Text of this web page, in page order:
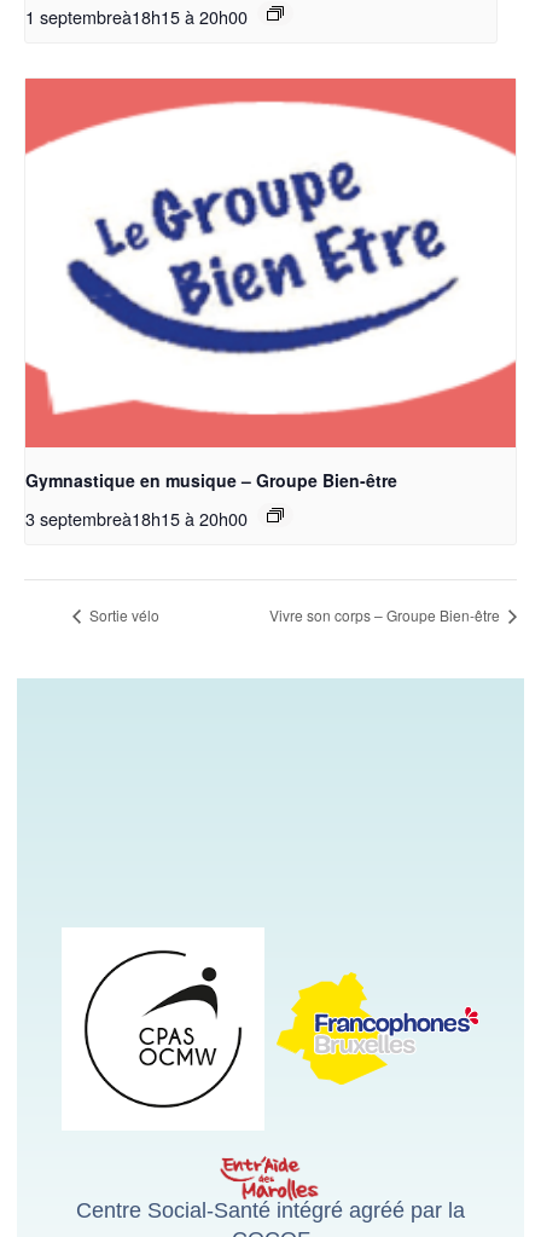
1 septembreà18h15à20h00
Gymnastique en musique – Groupe Bien-être
3 septembreà18h15à20h00
Sortie vélo Vivre son corps – Groupe Bien-être
Centre Social-Santé intégré agréé par la